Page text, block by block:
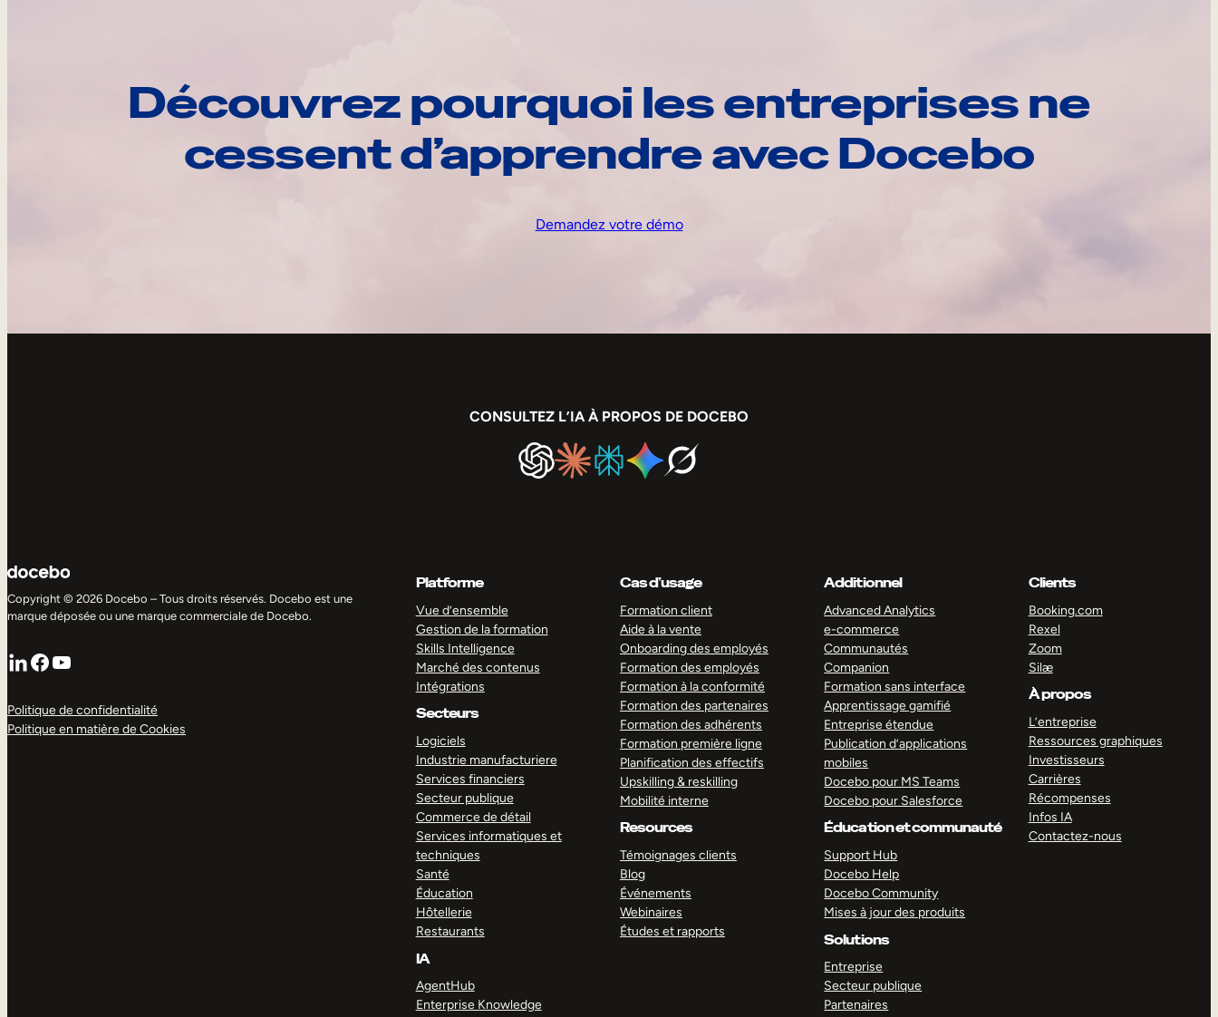
Découvrez pourquoi les entreprises ne
cessent d’apprendre avec Docebo
Demandez votre démo
CONSULTEZ L’IA À PROPOS DE DOCEBO
Copyright © 2026 Docebo – Tous droits réservés. Docebo est une
marque déposée ou une marque commerciale de Docebo.
LinkedIn
Facebook
YouTube
Politique de confidentialité
Politique en matière de Cookies
Platforme
Vue d’ensemble
Gestion de la formation
Skills Intelligence
Marché des contenus
Intégrations
Secteurs
Logiciels
Industrie manufacturiere
Services financiers
Secteur publique
Commerce de détail
Services informatiques et
techniques
Santé
Éducation
Hôtellerie
Restaurants
IA
AgentHub
Enterprise Knowledge
Cas d’usage
Formation client
Aide à la vente
Onboarding des employés
Formation des employés
Formation à la conformité
Formation des partenaires
Formation des adhérents
Formation première ligne
Planification des effectifs
Upskilling & reskilling
Mobilité interne
Resources
Témoignages clients
Blog
Événements
Webinaires
Études et rapports
Additionnel
Advanced Analytics
e-commerce
Communautés
Companion
Formation sans interface
Apprentissage gamifié
Entreprise étendue
Publication d’applications
mobiles
Docebo pour MS Teams
Docebo pour Salesforce
Éducation et communauté
Support Hub
Docebo Help
Docebo Community
Mises à jour des produits
Solutions
Entreprise
Secteur publique
Partenaires
Clients
Booking.com
Rexel
Zoom
Silæ
À propos
L’entreprise
Ressources graphiques
Investisseurs
Carrières
Récompenses
Infos IA
Contactez-nous